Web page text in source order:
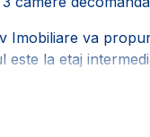
Imobiliare va
este la etaj
suprafata de 70 mp